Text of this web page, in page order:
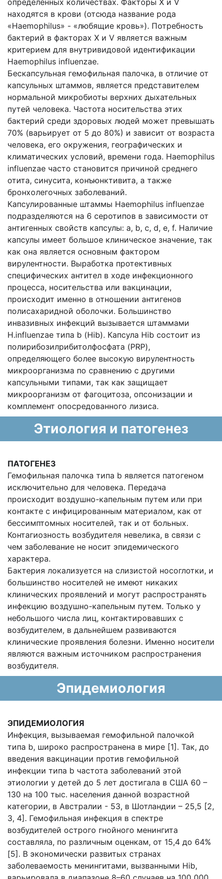
определенных количествах. Факторы X и V
находятся в крови (отсюда название рода
«Haemophilus» - «любящие кровь»). Потребность
бактерий в факторах X и V является важным
критерием для внутривидовой идентификации
Haemophilus influenzae.
Бескапсульная гемофильная палочка, в отличие от
капсульных штаммов, является представителем
нормальной микробиоты верхних дыхательных
путей человека. Частота носительства этих
бактерий среди здоровых людей может превышать
70% (варьирует от 5 до 80%) и зависит от возраста
человека, его окружения, географических и
климатических условий, времени года. Haemophilus
influenzae часто становится причиной среднего
отита, синусита, конъюнктивита, а также
бронхолегочных заболеваний.
Капсулированные штаммы Haemophilus influenzae
подразделяются на 6 серотипов в зависимости от
антигенных свойств капсулы: a, b, c, d, e, f. Наличие
капсулы имеет большое клиническое значение, так
как она является основным фактором
вирулентности. Выработка протективных
специфических антител в ходе инфекционного
процесса, носительства или вакцинации,
происходит именно в отношении антигенов
полисахаридной оболочки. Большинство
инвазивных инфекций вызывается штаммами
H.influenzae типа b (Hib). Капсула Hib состоит из
полирибозилрибитолфосфата (PRP),
определяющего более высокую вирулентность
микроорганизма по сравнению с другими
капсульными типами, так как защищает
микроорганизм от фагоцитоза, опсонизации и
комплемент опосредованного лизиса.
Этиология и патогенез
ПАТОГЕНЕЗ
Гемофильная палочка типа b является патогеном
исключительно для человека. Передача
происходит воздушно-капельным путем или при
контакте с инфицированным материалом, как от
бессимптомных носителей, так и от больных.
Контагиозность возбудителя невелика, в связи с
чем заболевание не носит эпидемического
характера.
Бактерия локализуется на слизистой носоглотки, и
большинство носителей не имеют никаких
клинических проявлений и могут распространять
инфекцию воздушно-капельным путем. Только у
небольшого числа лиц, контактировавших с
возбудителем, в дальнейшем развиваются
клинические проявления болезни. Именно носители
являются важным источником распространения
возбудителя.
Эпидемиология
ЭПИДЕМИОЛОГИЯ
Инфекция, вызываемая гемофильной палочкой
типа b, широко распространена в мире [1]. Так, до
введения вакцинации против гемофильной
инфекции типа b частота заболеваний этой
этиологии у детей до 5 лет достигала в США 60 –
130 на 100 тыс. населения данной возрастной
категории, в Австралии - 53, в Шотландии – 25,5 [2,
3, 4]. Гемофильная инфекция в спектре
возбудителей острого гнойного менингита
составляла, по различным оценкам, от 15,4 до 64%
[5]. В экономически развитых странах
заболеваемость менингитами, вызванными Hib,